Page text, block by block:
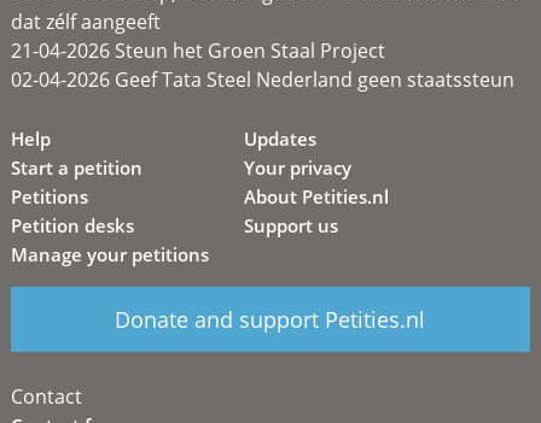
dat zélf aangeeft
21-04-2026 Steun het Groen Staal Project
02-04-2026 Geef Tata Steel Nederland geen staatssteun
Help
Start a petition
Petitions
Petition desks
Manage your petitions
Updates
Your privacy
About Petities.nl
Support us
Donate and support Petities.nl
Contact